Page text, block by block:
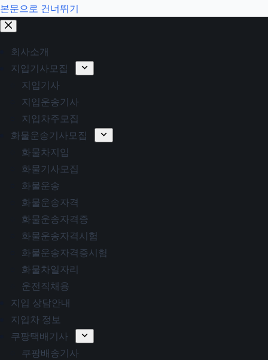
본문으로 건너뛰기
회사소개
지입기사모집
지입기사
지입운송기사
지입차주모집
화물운송기사모집
화물차지입
화물기사모집
화물운송
화물운송자격
화물운송자격증
화물운송자격시험
화물운송자격증시험
화물차일자리
운전직채용
지입 상담안내
지입차 정보
쿠팡택배기사
쿠팡배송기사